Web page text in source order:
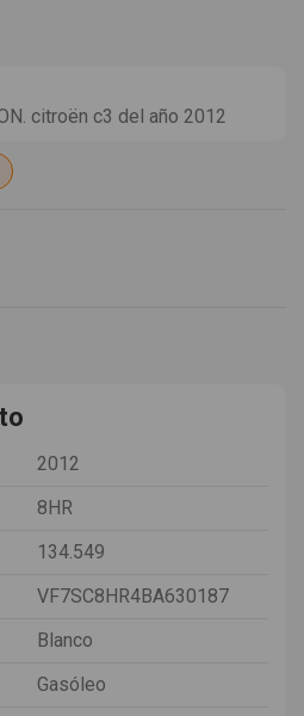
citroën c3 del año 2012
2012
8HR
134.549
VF7SC8HR4BA630187
Blanco
Gasóleo